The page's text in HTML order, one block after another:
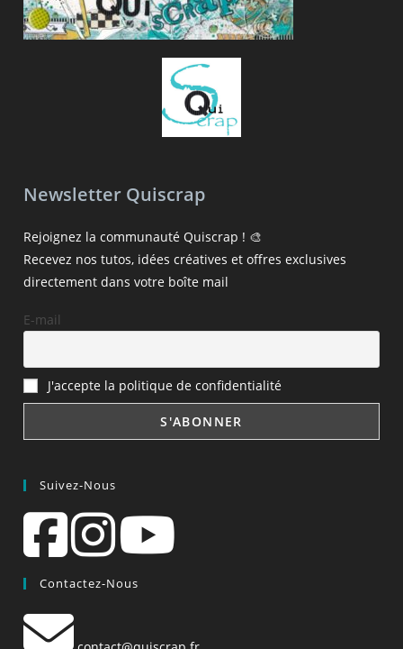
Newsletter Quiscrap
Rejoignez la communauté Quiscrap ! 🎨
Recevez nos tutos, idées créatives et offres exclusives
directement dans votre boîte mail
E-mail
J'accepte la politique de confidentialité
Suivez-Nous
Contactez-Nous